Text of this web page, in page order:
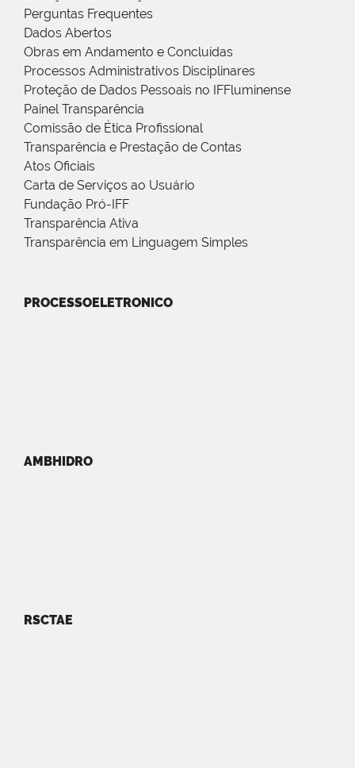
Perguntas Frequentes
Dados Abertos
Obras em Andamento e Concluídas
Processos Administrativos Disciplinares
Proteção de Dados Pessoais no IFFluminense
Painel Transparência
Comissão de Ética Profissional
Transparência e Prestação de Contas
Atos Oficiais
Carta de Serviços ao Usuário
Fundação Pró-IFF
Transparência Ativa
Transparência em Linguagem Simples
PROCESSOELETRONICO
AMBHIDRO
RSCTAE